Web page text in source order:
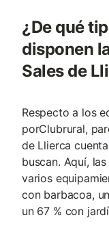
¿De qué
disponen
Sales de
Respecto a los
porClubrural,
de Llierca
buscan. Aquí,
varios
con barbacoa,
un 67 % con